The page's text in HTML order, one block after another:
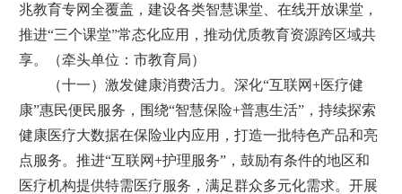
兆教育专网全覆盖，建设各类智慧课堂、在线开放课堂，
推进“三个课堂”常态化应用，推动优质教育资源跨区域共
享。（牵头单位：市教育局）
（十一）激发健康消费活力。深化“互联网+医疗健
康”惠民便民服务，围绕“智慧保险+普惠生活”，持续探索
健康医疗大数据在保险业内应用，打造一批特色产品和亮
点服务。推进“互联网+护理服务”，鼓励有条件的地区和
医疗机构提供特需医疗服务，满足群众多元化需求。开展